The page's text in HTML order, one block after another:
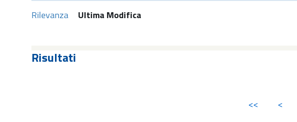
Rilevanza Ultima Modifica
Risultati
<< <